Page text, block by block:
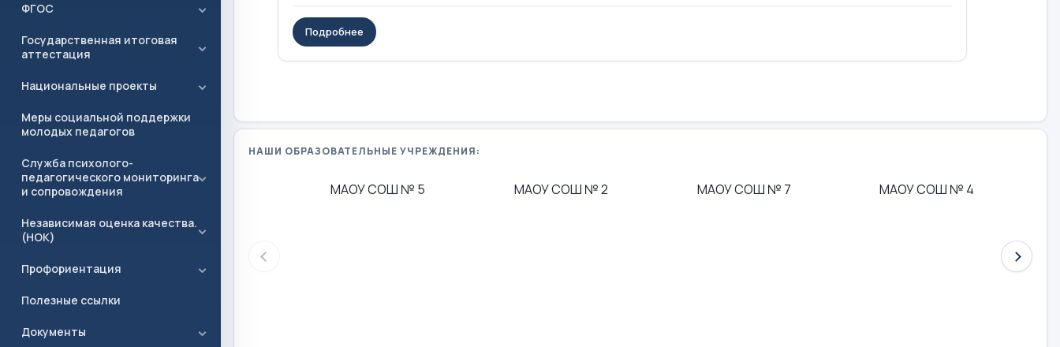
ФГОС
Государственная итоговая
аттестация
Национальные проекты
Меры социальной поддержки
молодых педагогов
Служба психолого-
педагогического мониторинга
и сопровождения
Независимая оценка качества.
(НОК)
Профориентация
Полезные ссылки
Документы
Подробнее
НАШИ ОБРАЗОВАТЕЛЬНЫЕ УЧРЕЖДЕНИЯ:
МАОУ СОШ № 5 МАОУ СОШ № 2 МАОУ СОШ № 7 МАОУ СОШ № 4